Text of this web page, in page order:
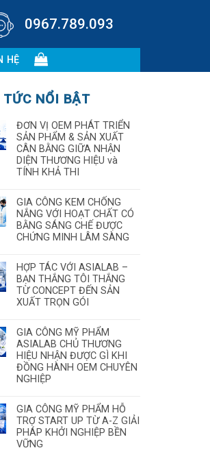
0967.789.093
HỆ
NỔI BẬT
ĐƠN VỊ OEM PHÁT TRIỂN
SẢN PHẨM & SẢN XUẤT
CÂN BẰNG GIỮA NHẬN
DIỆN THƯƠNG HIỆU và
TÍNH KHẢ THI
GIA CÔNG KEM CHỐNG
NẮNG VỚI HOẠT CHẤT CÓ
BẰNG SÁNG CHẾ ĐƯỢC
CHỨNG MINH LÂM SÀNG
HỢP TÁC VỚI ASIALAB –
BẠN THẮNG TÔI THẮNG
TỪ CONCEPT ĐẾN SẢN
XUẤT TRỌN GÓI
GIA CÔNG MỸ PHẨM
ASIALAB CHỦ THƯƠNG
HIỆU NHẬN ĐƯỢC GÌ KHI
ĐỒNG HÀNH OEM CHUYÊN
NGHIỆP
GIA CÔNG MỸ PHẨM HỖ
TRỢ START UP TỪ A-Z GIẢI
PHÁP KHỞI NGHIỆP BỀN
VỮNG